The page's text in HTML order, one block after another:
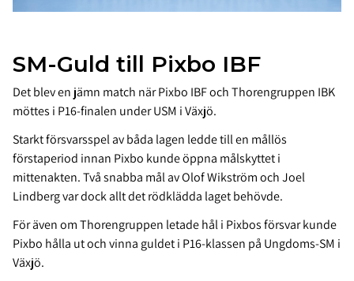
SM-Guld till Pixbo IBF
Det blev en jämn match när Pixbo IBF och Thorengruppen IBK
möttes i P16-finalen under USM i Växjö.
Starkt försvarsspel av båda lagen ledde till en mållös
förstaperiod innan Pixbo kunde öppna målskyttet i
mittenakten. Två snabba mål av Olof Wikström och Joel
Lindberg var dock allt det rödklädda laget behövde.
För även om Thorengruppen letade hål i Pixbos försvar kunde
Pixbo hålla ut och vinna guldet i P16-klassen på Ungdoms-SM i
Växjö.